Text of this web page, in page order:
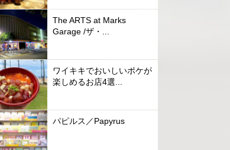
The ARTS at Marks
Garage /ザ・...
ワイキキでおいしいポケが
楽しめるお店4選...
パピルス／Papyrus